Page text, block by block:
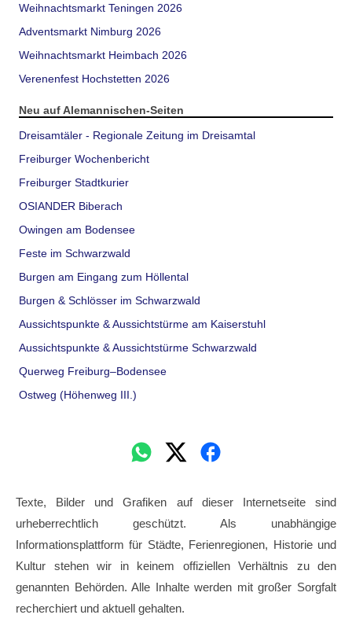
Weihnachtsmarkt Teningen 2026
Adventsmarkt Nimburg 2026
Weihnachtsmarkt Heimbach 2026
Verenenfest Hochstetten 2026
Neu auf Alemannischen-Seiten
Dreisamtäler - Regionale Zeitung im Dreisamtal
Freiburger Wochenbericht
Freiburger Stadtkurier
OSIANDER Biberach
Owingen am Bodensee
Feste im Schwarzwald
Burgen am Eingang zum Höllental
Burgen & Schlösser im Schwarzwald
Aussichtspunkte & Aussichtstürme am Kaiserstuhl
Aussichtspunkte & Aussichtstürme Schwarzwald
Querweg Freiburg–Bodensee
Ostweg (Höhenweg III.)
Texte, Bilder und Grafiken auf dieser Internetseite sind
urheberrechtlich geschützt. Als unabhängige
Informationsplattform für Städte, Ferienregionen, Historie und
Kultur stehen wir in keinem offiziellen Verhältnis zu den
genannten Behörden. Alle Inhalte werden mit großer Sorgfalt
recherchiert und aktuell gehalten.